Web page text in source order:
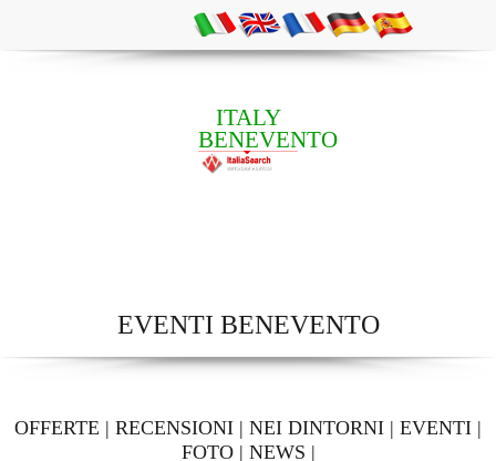
ITALY
BENEVENTO
EVENTI BENEVENTO
OFFERTE | RECENSIONI | NEI DINTORNI | EVENTI |
FOTO| NEWS |